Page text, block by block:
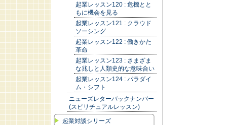
起業レッスン120 : 危機とと
もに機会を見る
起業レッスン121 : クラウド
ソーシング
起業レッスン122 : 働きかた
革命
起業レッスン123 : さまざま
な兆しと人類史的な意味合い
起業レッスン124 : パラダイ
ム・シフト
ニューズレターバックナンバー
(スピリチュアルレッスン)
起業対談シリーズ